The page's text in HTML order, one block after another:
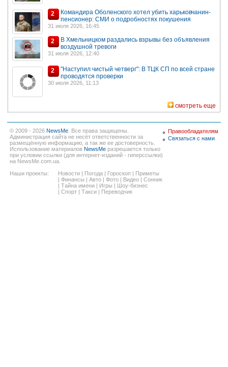
2
Командира Оболенского хотел убить харьковчанин-
пенсионер: СМИ о подробностях покушения
31 июля 2026, 16:45
2
В Хмельницком раздались взрывы без объявления
воздушной тревоги
31 июля 2026, 12:40
2
"Наступил чистый четверг": В ТЦК СП по всей стране
проводятся проверки
30 июля 2026, 11:13
смотреть еще
© 2009 - 2026 NewsMe. Все права защищены.
Администрация сайта не несёт ответственности за
размещённую информацию, а так же ее достоверность.
Использование материалов NewsMe разрешается только
при условии ссылки (для интернет-изданий - гиперссылки)
на NewsMe.com.ua.
Наши проекты:
Новости Погода Гороскоп
Приметы
Финансы Авто Фото Видео
Сонник
Тайна имени Игры
Шоу-бизнес
Спорт Такси Переводчик
Правообладателям
Связаться с нами